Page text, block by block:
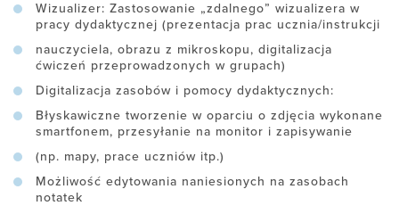
Wizualizer: Zastosowanie „zdalnego” wizualizera w
pracy dydaktycznej (prezentacja prac ucznia/instrukcji
nauczyciela, obrazu z mikroskopu, digitalizacja
ćwiczeń przeprowadzonych w grupach)
Digitalizacja zasobów i pomocy dydaktycznych:
Błyskawiczne tworzenie w oparciu o zdjęcia wykonane
smartfonem, przesyłanie na monitor i zapisywanie
(np. mapy, prace uczniów itp.)
Możliwość edytowania naniesionych na zasobach
notatek